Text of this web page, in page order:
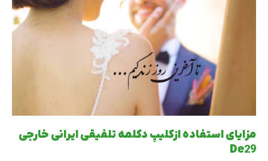
مزایای استفاده ازکلیپ دکلمه تلفیقی ایرانی خارجی
De29